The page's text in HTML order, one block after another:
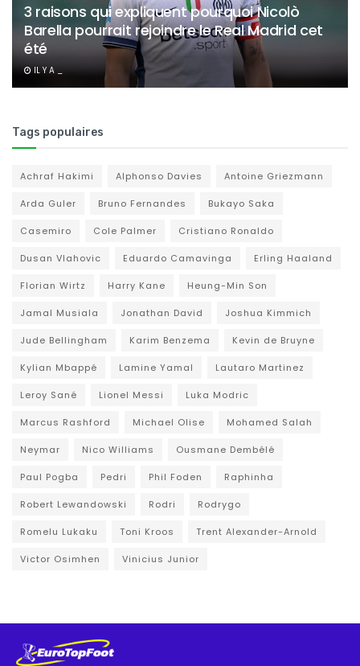
3 raisons qui expliquent pourquoi Nicolò
Barella pourrait rejoindre le Real Madrid cet
été
IL Y A _
Tags populaires
Achraf Hakimi Alphonso Davies Antoine Griezmann
Arda Guler Bruno Fernandes Bukayo Saka
Casemiro Cole Palmer Cristiano Ronaldo
Dusan Vlahovic Eduardo Camavinga Erling Haaland
Florian Wirtz Harry Kane Heung-Min Son
Jamal Musiala Jonathan David Joshua Kimmich
Jude Bellingham Karim Benzema Kevin de Bruyne
Kylian Mbappé Lamine Yamal Lautaro Martinez
Leroy Sané Lionel Messi Luka Modric
Marcus Rashford Michael Olise Mohamed Salah
Neymar Nico Williams Ousmane Dembélé
Paul Pogba Pedri Phil Foden Raphinha
Robert Lewandowski Rodri Rodrygo
Romelu Lukaku Toni Kroos Trent Alexander-Arnold
Victor Osimhen Vinicius Junior